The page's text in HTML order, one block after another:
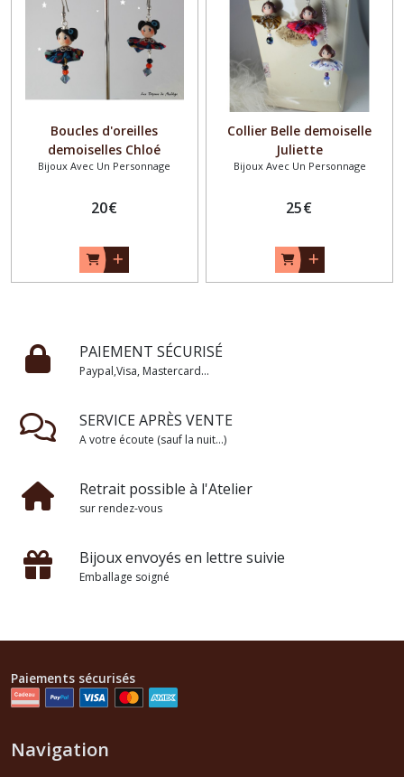
Boucles d'oreilles
demoiselles Chloé
Bijoux Avec Un Personnage
20€
Collier Belle demoiselle
Juliette
Bijoux Avec Un Personnage
25€
PAIEMENT SÉCURISÉ
Paypal,Visa, Mastercard...
SERVICE APRÈS VENTE
A votre écoute (sauf la nuit...)
Retrait possible à l'Atelier
sur rendez-vous
Bijoux envoyés en lettre suivie
Emballage soigné
Paiements sécurisés
Navigation